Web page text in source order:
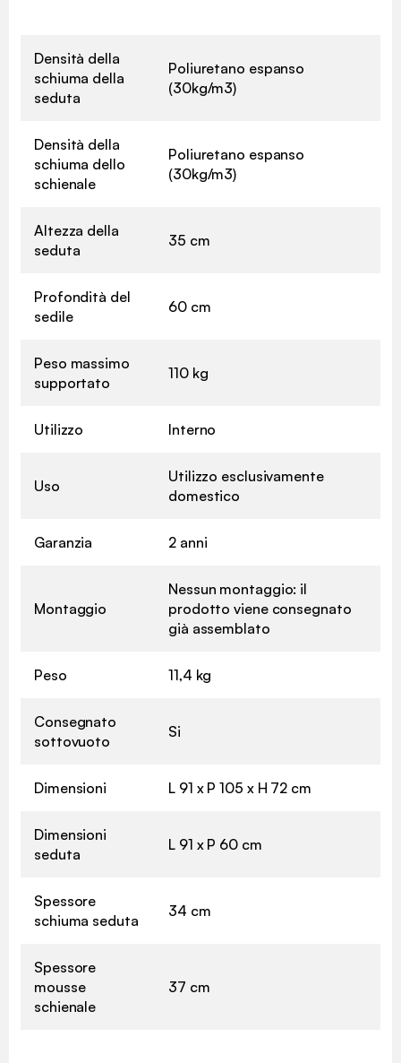
Densità della
schiuma della
seduta
Poliuretano espanso
(30kg/m3)
Densità della
schiuma dello
schienale
Poliuretano espanso
(30kg/m3)
Altezza della
seduta
35 cm
Profondità del
sedile
60 cm
Peso massimo
supportato
110 kg
Utilizzo Interno
Uso
Utilizzo esclusivamente
domestico
Garanzia 2 anni
Montaggio
Nessun montaggio: il
prodotto viene consegnato
già assemblato
Peso 11,4 kg
Consegnato
sottovuoto
Si
Dimensioni L 91 x P 105 x H 72 cm
Dimensioni
seduta
L 91 x P 60 cm
Spessore
schiuma seduta
34 cm
Spessore
mousse
schienale
37 cm